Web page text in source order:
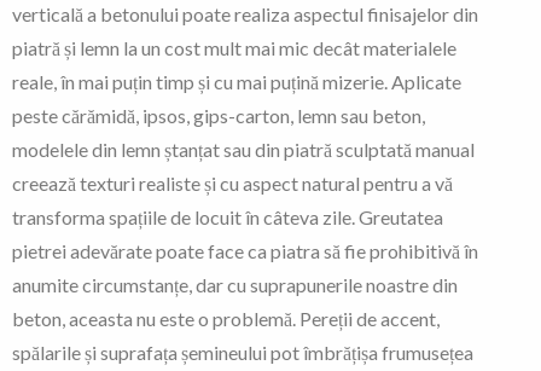
verticală a betonului poate realiza aspectul finisajelor din
piatră și lemn la un cost mult mai mic decât materialele
reale, în mai puțin timp și cu mai puțină mizerie. Aplicate
peste cărămidă, ipsos, gips-carton, lemn sau beton,
modelele din lemn ștanțat sau din piatră sculptată manual
creează texturi realiste și cu aspect natural pentru a vă
transforma spațiile de locuit în câteva zile. Greutatea
pietrei adevărate poate face ca piatra să fie prohibitivă în
anumite circumstanțe, dar cu suprapunerile noastre din
beton, aceasta nu este o problemă. Pereții de accent,
spălarile și suprafața șemineului pot îmbrățișa frumusețea